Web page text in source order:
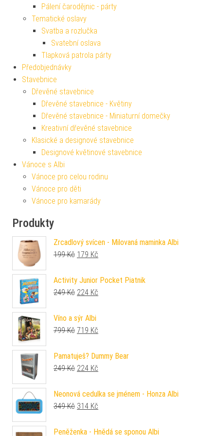
Pálení čarodějnic - párty
Tematické oslavy
Svatba a rozlučka
Svatební oslava
Tlapková patrola párty
Předobjednávky
Stavebnice
Dřevěné stavebnice
Dřevěné stavebnice - Květiny
Dřevěné stavebnice - Miniaturní domečky
Kreativní dřevěné stavebnice
Klasické a designové stavebnice
Designové květinové stavebnice
Vánoce s Albi
Vánoce pro celou rodinu
Vánoce pro děti
Vánoce pro kamarády
Produkty
Zrcadlový svícen - Milovaná maminka Albi
199Kč Původní cena byla: 199 Kč.
179 Kč
Activity Junior Pocket Piatnik
249Kč Původní cena byla: 249 Kč.
224 Kč
Víno a sýr Albi
799Kč Původní cena byla: 799 Kč.
719 Kč
Pamatuješ? Dummy Bear
249Kč Původní cena byla: 249 Kč.
224 Kč
Neonová cedulka se jménem - Honza Albi
349Kč Původní cena byla: 349 Kč.
314 Kč
Peněženka - Hnědá se sponou Albi